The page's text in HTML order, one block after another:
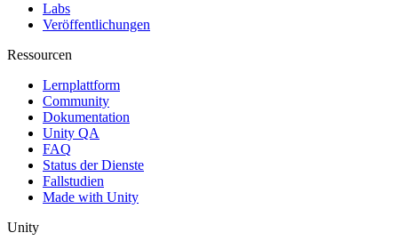
Labs
Veröffentlichungen
Ressourcen
Lernplattform
Community
Dokumentation
Unity QA
FAQ
Status der Dienste
Fallstudien
Made with Unity
Unity